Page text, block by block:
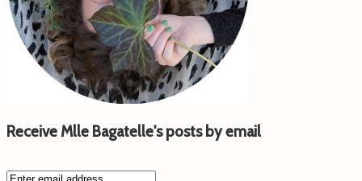
Receive Mlle Bagatelle's posts by email